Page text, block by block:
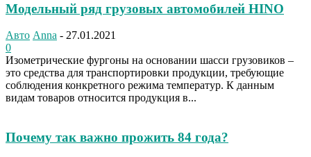
Модельный ряд грузовых автомобилей HINO
Авто Anna - 27.01.2021
0
Изометрические фургоны на основании шасси грузовиков –
это средства для транспортировки продукции, требующие
соблюдения конкретного режима температур. К данным
видам товаров относится продукция в...
Почему так важно прожить 84 года?